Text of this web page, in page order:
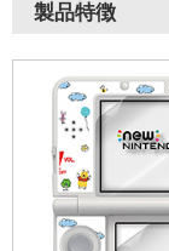
製品特徴